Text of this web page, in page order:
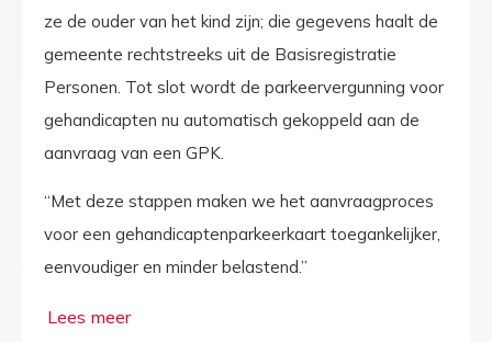
ze de ouder van het kind zijn; die gegevens haalt de
gemeente rechtstreeks uit de Basisregistratie
Personen. Tot slot wordt de parkeervergunning voor
gehandicapten nu automatisch gekoppeld aan de
aanvraag van een GPK.
“Met deze stappen maken we het aanvraagproces
voor een gehandicaptenparkeerkaart toegankelijker,
eenvoudiger en minder belastend.”